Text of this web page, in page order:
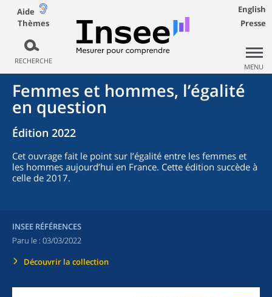
Aide
Thèmes
RECHERCHE
English
Presse
MENU
Femmes et hommes, l’égalité
en question
Édition 2022
Cet ouvrage fait le point sur l’égalité entre les femmes et
les hommes aujourd’hui en France. Cette édition succède à
celle de 2017.
INSEE RÉFÉRENCES
Paru le : 03/03/2022
Découvrir la collection